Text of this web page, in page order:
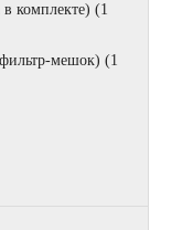
комплекте) (1
мешок) (1